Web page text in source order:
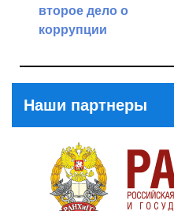
второе дело о
коррупции
Наши партнеры